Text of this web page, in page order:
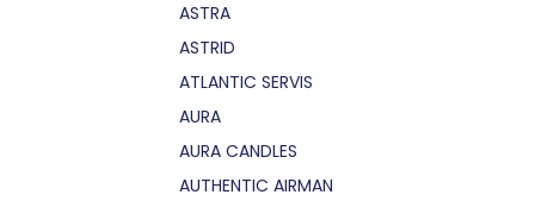
ASTRA
ASTRID
ATLANTIC SERVIS
AURA
AURA CANDLES
AUTHENTIC AIRMAN